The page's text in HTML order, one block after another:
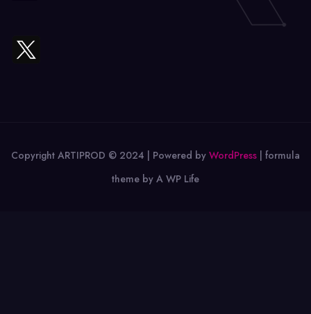
Copyright ARTIPROD © 2024 | Powered by WordPress formula
theme by A WP Life